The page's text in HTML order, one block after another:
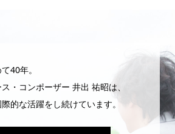
40年。
・コンポーザー 井出 祐昭は、
的な活躍をし続けています。